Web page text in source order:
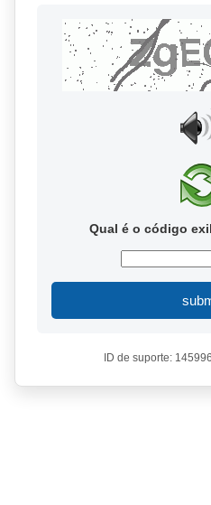
Qual é o código
ID de suporte: